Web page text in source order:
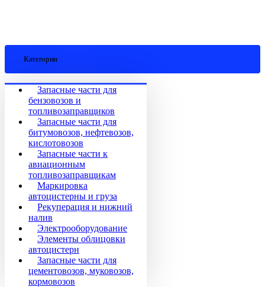
Категории
Запасные части для
бензовозов и
топливозаправщиков
Запасные части для
битумовозов, нефтевозов,
кислотовозов
Запасные части к
авиационным
топливозаправщикам
Маркировка
автоцистерны и груза
Рекуперация и нижний
налив
Электрооборудование
Элементы облицовки
автоцистерн
Запасные части для
цементовозов, муковозов,
кормовозов